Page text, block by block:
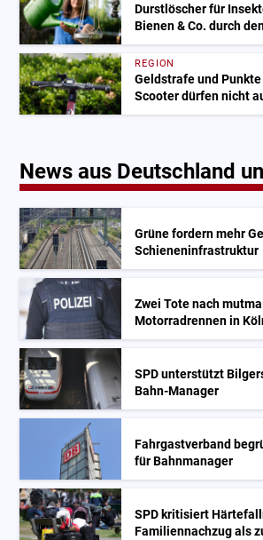
Durstlöscher für
Bienen & Co. durch
REGION
Geldstrafe und
Scooter dürfen nicht
News aus Deutschland
Grüne fordern mehr
Schieneninfrastruktur
Zwei Tote nach
Motorradrennen in
SPD unterstützt
Bahn-Manager
Fahrgastverband
für Bahnmanager
SPD kritisiert
Familiennachzug als